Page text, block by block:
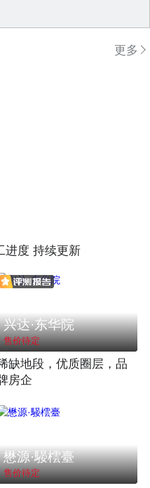
更多
进度 持续更新
兴达·东华院
售价待定
缺地段，优质圈层，品
房企
懋源·騴橒臺
售价待定